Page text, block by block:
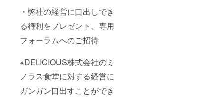
・弊社の経営に口出しでき
る権利をプレゼント、専用
フォーラムへのご招待
※DELICIOUS株式会社のミ
ノラス食堂に対する経営に
ガンガン口出すことができ